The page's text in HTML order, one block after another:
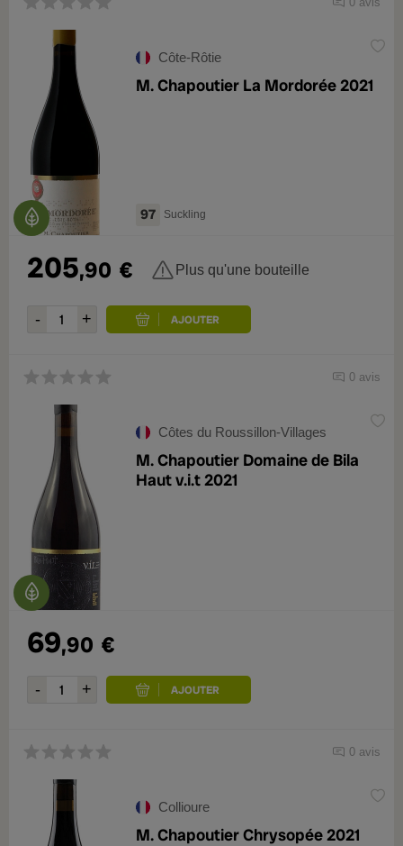
Côte-Rôtie
M. Chapoutier La Mordorée 2021
97 Suckling
205,90 € Plus qu'une bouteille
0 avis
Côtes du Roussillon-Villages
M. Chapoutier Domaine de Bila
Haut v.i.t 2021
69,90 €
0 avis
Collioure
M. Chapoutier Chrysopée 2021